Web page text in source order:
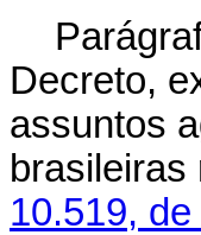
Decreto,
assuntos
10.519,